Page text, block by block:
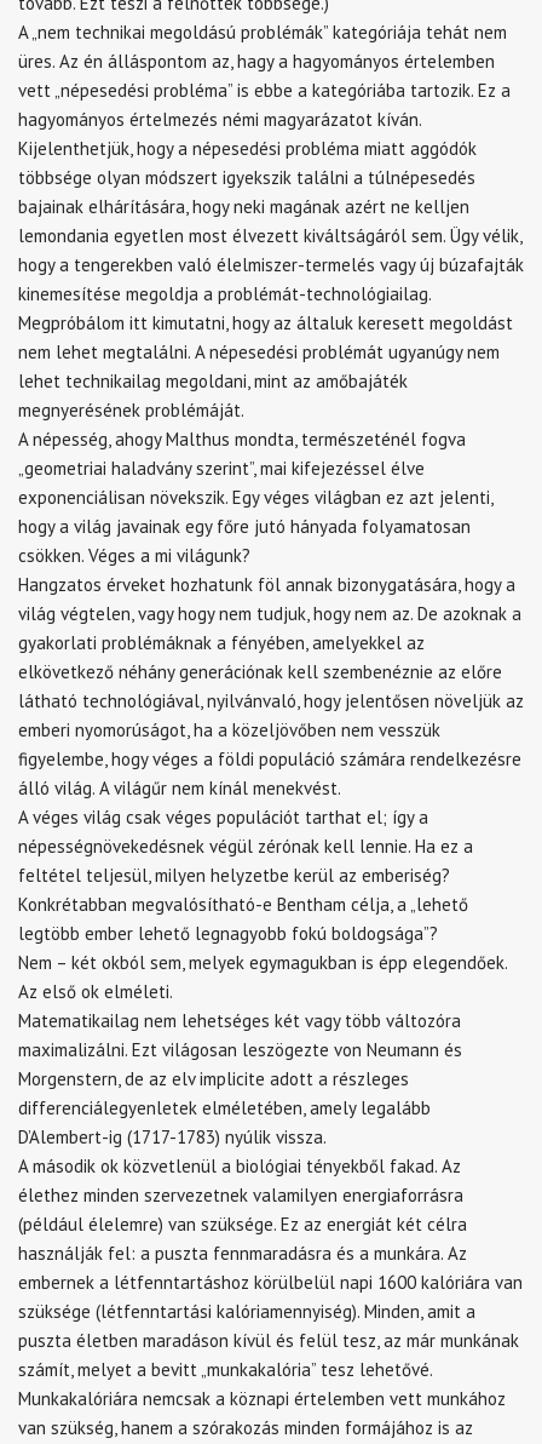
A „nem technikai megoldású problémák” kategóriája tehát nem
üres. Az én álláspontom az, hagy a hagyományos értelemben
vett „népesedési probléma” is ebbe a kategóriába tartozik. Ez a
hagyományos értelmezés némi magyarázatot kíván.
Kijelenthetjük, hogy a népesedési probléma miatt aggódók
többsége olyan módszert igyekszik találni a túlnépesedés
bajainak elhárítására, hogy neki magának azért ne kelljen
lemondania egyetlen most élvezett kiváltságáról sem. Ügy vélik,
hogy a tengerekben való élelmiszer-termelés vagy új búzafajták
kinemesítése megoldja a problémát-technológiailag.
Megpróbálom itt kimutatni, hogy az általuk keresett megoldást
nem lehet megtalálni. A népesedési problémát ugyanúgy nem
lehet technikailag megoldani, mint az amőbajáték
megnyerésének problémáját.
A népesség, ahogy Malthus mondta, természeténél fogva
„geometriai haladvány szerint”, mai kifejezéssel élve
exponenciálisan növekszik. Egy véges világban ez azt jelenti,
hogy a világ javainak egy főre jutó hányada folyamatosan
csökken. Véges a mi világunk?
Hangzatos érveket hozhatunk föl annak bizonygatására, hogy a
világ végtelen, vagy hogy nem tudjuk, hogy nem az. De azoknak a
gyakorlati problémáknak a fényében, amelyekkel az
elkövetkező néhány generációnak kell szembenéznie az előre
látható technológiával, nyilvánvaló, hogy jelentősen növeljük az
emberi nyomorúságot, ha a közeljövőben nem vesszük
figyelembe, hogy véges a földi populáció számára rendelkezésre
álló világ. A világűr nem kínál menekvést.
A véges világ csak véges populációt tarthat el; így a
népességnövekedésnek végül zérónak kell lennie. Ha ez a
feltétel teljesül, milyen helyzetbe kerül az emberiség?
Konkrétabban megvalósítható-e Bentham célja, a „lehető
legtöbb ember lehető legnagyobb fokú boldogsága”?
Nem – két okból sem, melyek egymagukban is épp elegendőek.
Az első ok elméleti.
Matematikailag nem lehetséges két vagy több változóra
maximalizálni. Ezt világosan leszögezte von Neumann és
Morgenstern, de az elv implicite adott a részleges
differenciálegyenletek elméletében, amely legalább
D’Alembert-ig (1717-1783) nyúlik vissza.
A második ok közvetlenül a biológiai tényekből fakad. Az
élethez minden szervezetnek valamilyen energiaforrásra
(például élelemre) van szüksége. Ez az energiát két célra
használják fel: a puszta fennmaradásra és a munkára. Az
embernek a létfenntartáshoz körülbelül napi 1600 kalóriára van
szüksége (létfenntartási kalóriamennyiség). Minden, amit a
puszta életben maradáson kívül és felül tesz, az már munkának
számít, melyet a bevitt „munkakalória” tesz lehetővé.
Munkakalóriára nemcsak a köznapi értelemben vett munkához
van szükség, hanem a szórakozás minden formájához is az